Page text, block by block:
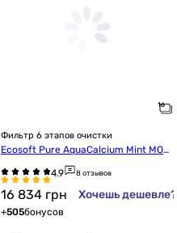
Фильтр 6 этапов очистки
Ecosoft Pure AquaCalcium Mint MO67
5PUREMACECO
8 отзывов
16 834 грн Хочешь дешевле?
+505бонусов